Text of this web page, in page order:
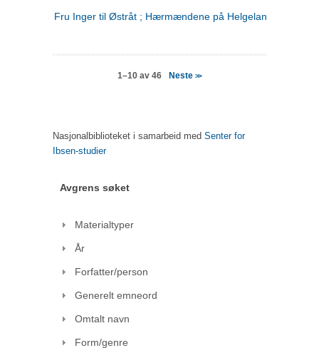
Fru Inger til Østråt ; Hærmændene på Helgeland
1–10 av 46 Neste>>
Nasjonalbiblioteket i samarbeid med Senter for
Ibsen-studier
Avgrens søket
Materialtyper
År
Forfatter/person
Generelt emneord
Omtalt navn
Form/genre